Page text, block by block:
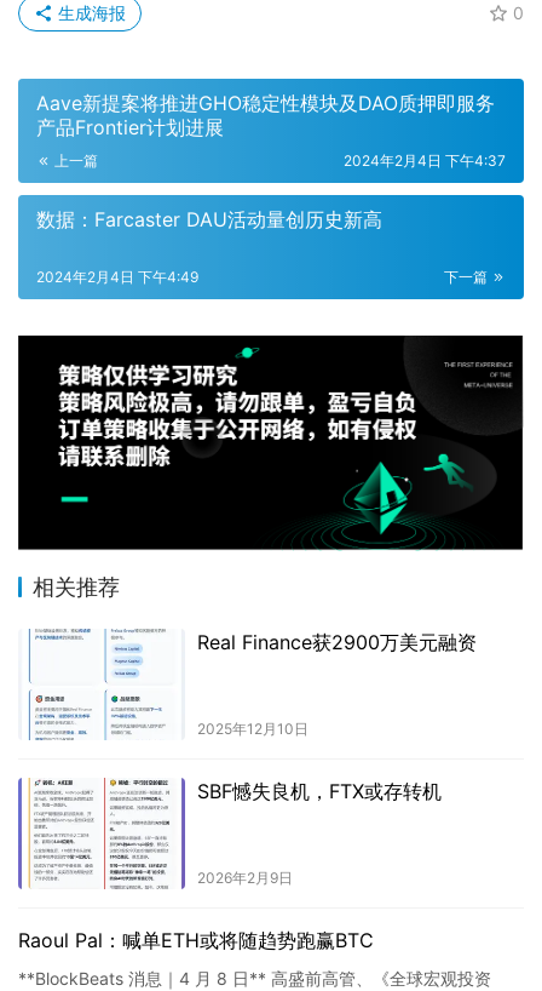
0
生成海报
Aave新提案将推进GHO稳定性模块及DAO质押即服务
产品Frontier计划进展
上一篇 2024年2月4日 下午4:37
数据：Farcaster DAU活动量创历史新高
下一篇
2024年2月4日 下午4:49
相关推荐
Real Finance获2900万美元融资
2025年12月10日
SBF憾失良机，FTX或存转机
2026年2月9日
Raoul Pal：喊单ETH或将随趋势跑赢BTC
**BlockBeats 消息｜4 月 8 日** 高盛前高管、《全球宏观投资